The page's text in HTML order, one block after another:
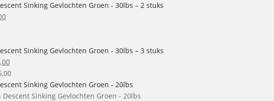
€50,00.Sinking Gevlochten Groen - 30lbs – 2 stuks
Huidige
€90,00.Sinking Gevlochten Groen - 30lbs – 3 stuks
Huidige
prijs
is:
€125,00.
Price
range:
€50,00
Sinking Gevlochten Groen - 20lbs